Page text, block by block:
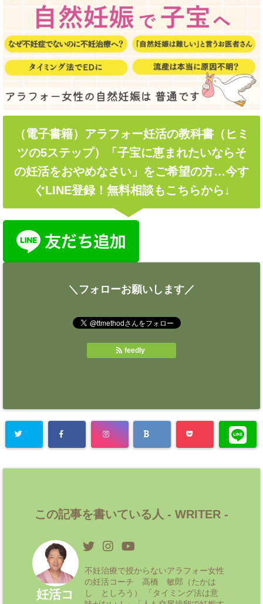
（電子書籍）アラフォー妊活の教科書（ヒミ
ツの5ステップ）「子宝に恵まれたいならそ
の妊活をおやめなさい」をご希望の方…今す
ぐLINE登録！無料相談もこちらから↓
＼フォローお願いします／
feedly
この記事を書いている人 - WRITER -
妊活コ
不妊治療で授からないアラフォー女性
の妊活コーチ 高橋 敏郎（たかは
し としろう） 「タイミング法は意